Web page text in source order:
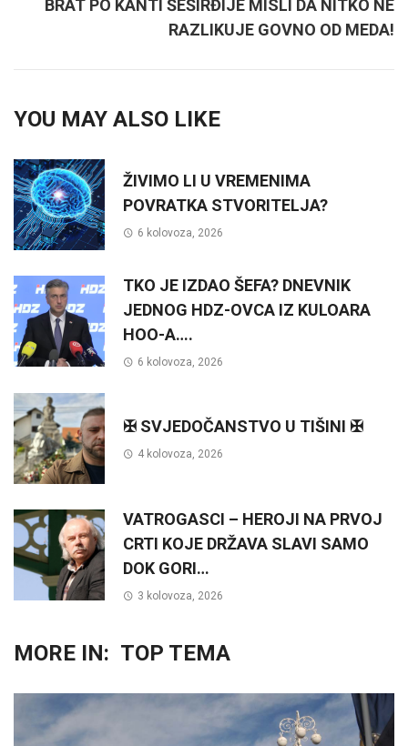
BRAT PO KANTI ŠEŠIRĐIJE MISLI DA NITKO NE
RAZLIKUJE GOVNO OD MEDA!
YOU MAY ALSO LIKE
ŽIVIMO LI U VREMENIMA
POVRATKA STVORITELJA?
6 kolovoza, 2026
TKO JE IZDAO ŠEFA? DNEVNIK
JEDNOG HDZ-OVCA IZ KULOARA
HOO-A….
6 kolovoza, 2026
✠ SVJEDOČANSTVO U TIŠINI ✠
4 kolovoza, 2026
VATROGASCI – HEROJI NA PRVOJ
CRTI KOJE DRŽAVA SLAVI SAMO
DOK GORI…
3 kolovoza, 2026
MORE IN: TOP TEMA